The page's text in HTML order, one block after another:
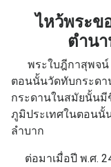
ไหว้พระข
ตำน
พระใบฎีกาสุพจน์ ฐิ
ตอนนั้นวัดทับกระด
กระดานในสมัยนั้นมี
ภูมิประเทศในตอนนั้
ลำบาก
ต่อมาเมื่อปี พ.ศ.